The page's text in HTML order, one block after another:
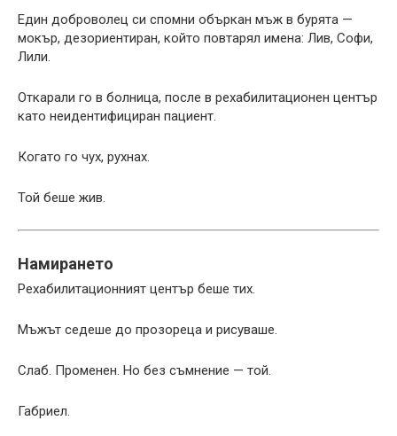
Един доброволец си спомни объркан мъж в бурята —
мокър, дезориентиран, който повтарял имена: Лив, Софи,
Лили.
Откарали го в болница, после в рехабилитационен център
като неидентифициран пациент.
Когато го чух, рухнах.
Той беше жив.
Намирането
Рехабилитационният център беше тих.
Мъжът седеше до прозореца и рисуваше.
Слаб. Променен. Но без съмнение — той.
Габриел.